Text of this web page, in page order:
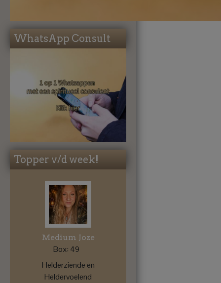
WhatsApp Consult
Topper v/d week!
Medium Joze
Box: 49
Helderziende en
Heldervoelend